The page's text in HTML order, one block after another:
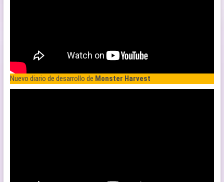
Nuevo diario de desarrollo de Monster Harvest